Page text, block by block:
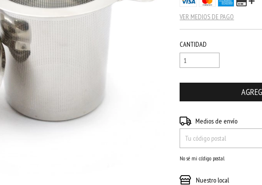
VER MEDIOS DE PAGO
CANTIDAD
Entregas para el CP:
Medios de envío
No sé mi código postal
Nuestro local